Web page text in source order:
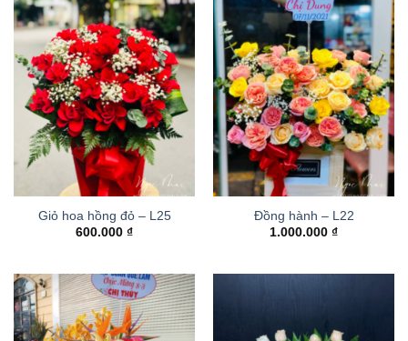
Giỏ hoa hồng đỏ – L25
600.000 ₫
Đồng hành – L22
1.000.000 ₫